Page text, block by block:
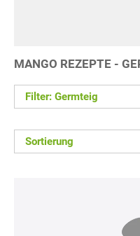
MANGO REZEPTE -
Filter: Germteig
Sortierung